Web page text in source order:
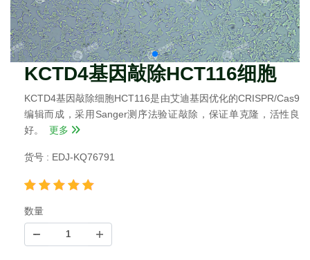
KCTD4基因敲除HCT116细胞
KCTD4基因敲除细胞HCT116是由艾迪基因优化的CRISPR/Cas9
编辑而成，采用Sanger测序法验证敲除，保证单克隆，活性良
好。
更多
货号 : EDJ-KQ76791
数量